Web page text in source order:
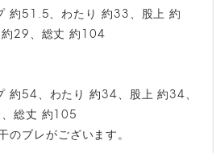
約51.5、わたり 約33、股上 約
29、総丈 約104
約54、わたり 約34、股上 約34、
総丈 約105
ブレがございます。